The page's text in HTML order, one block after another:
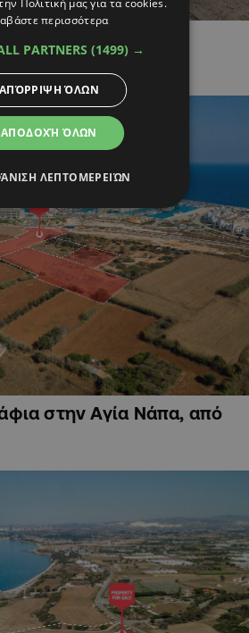
στην Αλαμινό,
στην Αγία Νάπα, από
Πολιτική μας για τα cookies.
περισσότερα
PARTNERS (1499) →
ΑΠΟΔΟΧΉ ΌΛΩΝ
ΑΠΌΡΡΙΨΗ ΌΛΩΝ
ΛΕΠΤΟΜΕΡΕΙΏΝ